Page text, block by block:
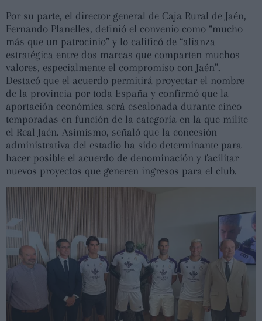
Por su parte, el director general de Caja Rural de Jaén,
Fernando Planelles, definió el convenio como “mucho
más que un patrocinio” y lo calificó de “alianza
estratégica entre dos marcas que comparten muchos
valores, especialmente el compromiso con Jaén”.
Destacó que el acuerdo permitirá proyectar el nombre
de la provincia por toda España y confirmó que la
aportación económica será escalonada durante cinco
temporadas en función de la categoría en la que milite
el Real Jaén. Asimismo, señaló que la concesión
administrativa del estadio ha sido determinante para
hacer posible el acuerdo de denominación y facilitar
nuevos proyectos que generen ingresos para el club.